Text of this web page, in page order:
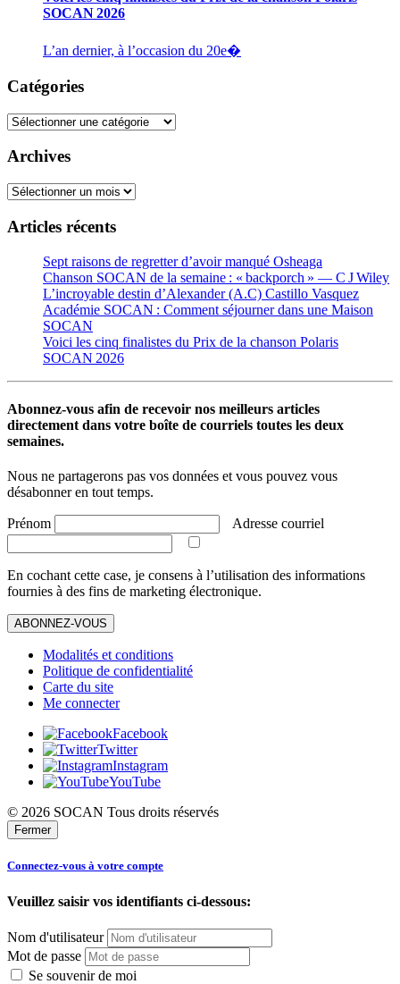
SOCAN 2026
L’an dernier, à l’occasion du 20e�
Catégories
Catégories
Archives
Archives
Articles récents
Sept raisons de regretter d’avoir manqué Osheaga
Chanson SOCAN de la semaine : « backporch » — C J Wiley
L’incroyable destin d’Alexander (A.C) Castillo Vasquez
Académie SOCAN : Comment séjourner dans une Maison
SOCAN
Voici les cinq finalistes du Prix de la chanson Polaris
SOCAN 2026
Abonnez-vous afin de recevoir nos meilleurs articles
directement dans votre boîte de courriels toutes les deux
semaines.
Nous ne partagerons pas vos données et vous pouvez vous
désabonner en tout temps.
Prénom Adresse courriel
En cochant cette case, je consens à l’utilisation des informations
fournies à des fins de marketing électronique.
ABONNEZ-VOUS
Modalités et conditions
Politique de confidentialité
Carte du site
Me connecter
Facebook
Twitter
Instagram
YouTube
© 2026 SOCAN Tous droits réservés
Fermer
Connectez-vous à votre compte
Veuillez saisir vos identifiants ci-dessous:
Nom d'utilisateur
Mot de passe
Se souvenir de moi